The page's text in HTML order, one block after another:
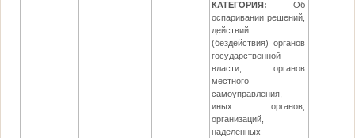
КАТЕГОРИЯ:
Об
оспаривании решений,
действий
(бездействия) органов
государственной
власти, органов
местного
самоуправления,
иных органов,
организаций,
наделенных